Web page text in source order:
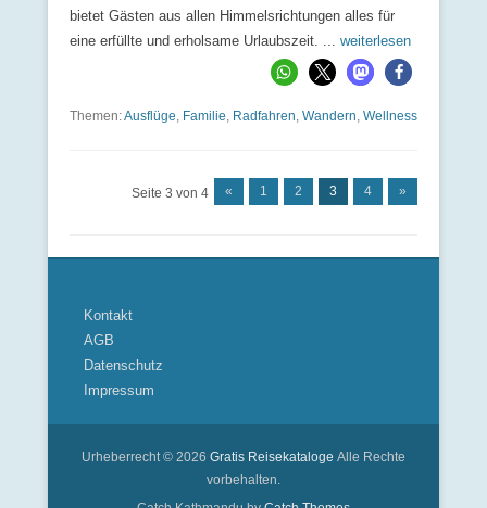
bietet Gästen aus allen Himmelsrichtungen alles für
eine erfüllte und erholsame Urlaubszeit. ... weiterlesen
Themen:Ausflüge, Familie, Radfahren, Wandern, Wellness
Beitrags Übersicht
Seite 3 von 4 « 1 2 3 4 »
Kontakt
AGB
Datenschutz
Impressum
Urheberrecht © 2026 Gratis Reisekataloge Alle Rechte
vorbehalten.